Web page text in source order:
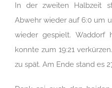
In der zweiten Halbzeit
Abwehr wieder auf 6:0 um
wieder gespielt.
konnte zum 19:21
zu spät. Am Ende stand es